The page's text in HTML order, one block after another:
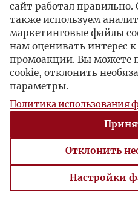
gen. Panfilow /
Przydział żywności tylko
Moskwa, 1942-07-18 ,
Gen. Anders domagał się
r. przydziałów na pełny
(44.000), ale gen.
przyznawać przydziały
w miarę napływu ludzi.
сайт работал
также используем
маркетинговые файлы
нам оценивать интерес
промоакции. Вы можете
cookie, отклонить
параметры.
Политика использования
Отклонить
Настройки
Настройки файлов cookie